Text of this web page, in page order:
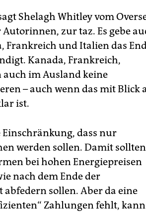
Shelagh Whitley vom
zur taz. Es gebe
Frankreich und Italien das
Kanada, Frankreich,
im Ausland keine
– auch wenn das mit Blick
ist.
dass nur
werden sollen. Damit sollten
bei hohen Energiepreisen
nach dem Ende der
sollen. Aber da eine
Zahlungen fehlt, kann